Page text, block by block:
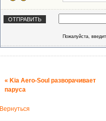
Пожалуйста,
« Kia Aero-Soul разворачивает
паруса
Вернуться